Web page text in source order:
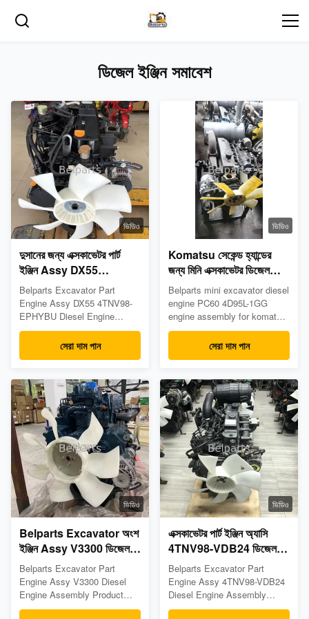
ডিজেল ইঞ্জিন সমাবেশ
ভিডিও
দুসানের জন্য এক্সকাভেটর পার্ট
ইঞ্জিন Assy DX55
4TNV98-EPHYBU ডিজেল
ইঞ্জিন সমাবেশ
Belparts Excavator Part
Engine Assy DX55 4TNV98-
EPHYBU Diesel Engine
Assembly for doosan Product
Description
Appliion:Excavator Part
number:4TNV98-EPHYBU
Model:DX55 MOQ:1PC
Material:Steel Payment
term:T/T, Western union,
paypal, trade assurance or as
required Weight:580KG ...
সেরা দাম পান
ভিডিও
Komatsu সেকেন্ড হ্যান্ডের
জন্য মিনি এক্সকাভেটর ডিজেল
ইঞ্জিন অ্যাসেম্বলি PC60
4D95L-1GG
Belparts mini excavator diesel
engine PC60 4D95L-1GG
engine assembly for komatsu
second hand Product
Description
Appliion:Excavator Part
number:/ Model:R320LC-7
C8.3-C MOQ:1PC
Material:Steel Payment
term:T/T, Western union,
paypal, trade assurance or as
required Weight...
সেরা দাম পান
ভিডিও
Belparts Excavator অংশ
ইঞ্জিন Assy V3300 ডিজেল
ইঞ্জিন সমাবেশ
Belparts Excavator Part
Engine Assy V3300 Diesel
Engine Assembly Product
Description
ভিডিও
এক্সকাভেটর পার্ট ইঞ্জিন অ্যাসি
4TNV98-VDB24 ডিজেল
ইঞ্জিন সমাবেশ
Belparts Excavator Part
Engine Assy 4TNV98-VDB24
Diesel Engine Assembly
Product Description